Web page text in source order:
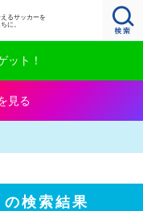
るサッカーを
に。
ット！
見る
検索結果